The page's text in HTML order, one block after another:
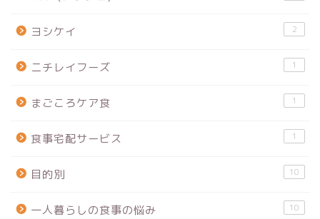
ヨシケイ 2
ニチレイフーズ 1
まごころケア食 1
食事宅配サービス 1
目的別 10
一人暮らしの食事の悩み 10